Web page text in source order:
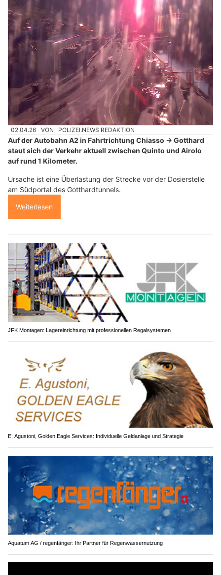
02.04.26 VON POLIZEI.NEWS REDAKTION
Auf der Autobahn A2 in Fahrtrichtung Chiasso → Gotthard
staut sich der Verkehr aktuell zwischen Quinto und Airolo
auf rund 1 Kilometer.
Ursache ist eine Überlastung der Strecke vor der Dosierstelle
am Südportal des Gotthardtunnels.
Weiterlesen
JFK Montagen: Lagereinrichtung mit professionellen Regalsystemen
E. Agustoni, Golden Eagle Services: Individuelle Geldanlage und Strategie
Aquatum AG / regenfänger: Ihr Partner für Regenwassernutzung